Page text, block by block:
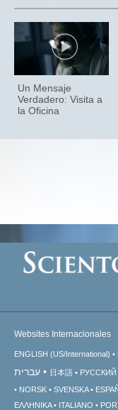
Un Mensaje
Verdadero: Visita a
la Oficina
Websites Internacionales
ENGLISH (US/International)
עברית 日本語 РУССКИЙ
NORSK
SVENSKA
ΕΛΛΗΝΙΚA
ITALIANO